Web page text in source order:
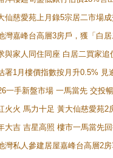
仙慈愛苑上月錄5宗居二市場
灣嘉峰台高層3房戶，獲「白
與家人同住同座 白居二買家
署1月樓價指數按月升0.5%
一手新盤市場 一馬當先 交投
火火 馬力十足 黃大仙慈愛苑
大吉 吉星高照 樓市一馬當先
灣私人參建居屋嘉峰台高層2